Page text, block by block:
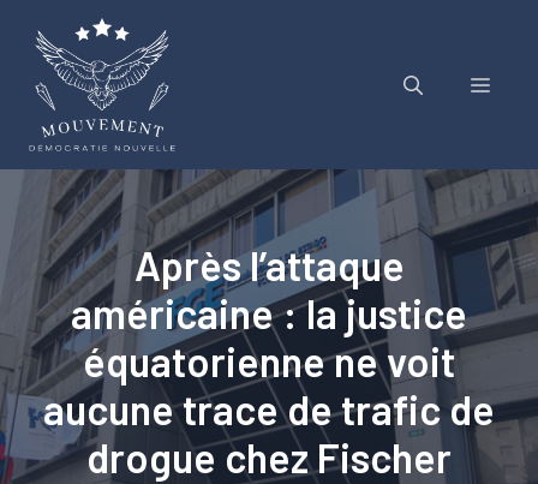
contenu
Menu
Après l’attaque
américaine : la justice
équatorienne ne voit
aucune trace de trafic de
drogue chez Fischer